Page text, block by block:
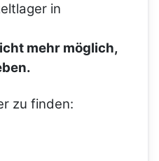
in
mehr möglich,
zu finden: